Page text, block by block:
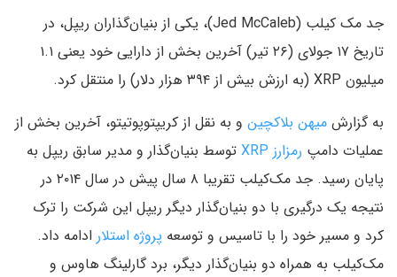
جد مک کیلب (Jed McCaleb)، یکی از بنیان‌گذاران ریپل، در
تاریخ ۱۷ جولای (۲۶ تیر) آخرین بخش از دارایی خود یعنی ۱.۱
میلیون XRP (به ارزش بیش از ۳۹۴ هزار دلار) را منتقل کرد.
به گزارش میهن بلاکچین و به نقل از کریپتوپوتیتو، آخرین بخش از
عملیات دامپ رمزارز XRP
توسط بنیان‌گذار و مدیر سابق ریپل به
پایان رسید. جد مک‌کیلب تقریبا ۸ سال پیش در سال ۲۰۱۴ در
نتیجه یک درگیری با دو بنیان‌گذار دیگر ریپل این شرکت را ترک
کرد و مسیر خود را با تاسیس و توسعه پروژه استلار ادامه داد.
مک‌کیلب به همراه دو بنیان‌گذار دیگر، برد گارلینگ هاوس و